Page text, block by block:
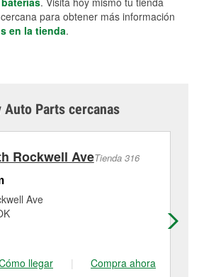
para obtener más información
en la tienda.
Auto Parts cercanas
Rockwell AveTienda 316
Ave
llegar | Compra ahora